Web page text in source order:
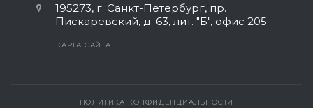
195273, г. Санкт-Петербург, пр.
Пискаревский, д. 63, лит. "Б", офис 205
КАРТА САЙТА
ПОЛИТИКА КОНФИДЕНЦИАЛЬНОСТИ